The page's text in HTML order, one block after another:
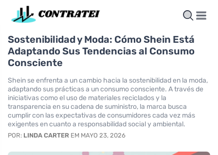
Sostenibilidad y Moda: Cómo Shein Está
Adaptando Sus Tendencias al Consumo
Consciente
Shein se enfrenta a un cambio hacia la sostenibilidad en la moda,
adaptando sus prácticas a un consumo consciente. A través de
iniciativas como el uso de materiales reciclados y la
transparencia en su cadena de suministro, la marca busca
cumplir con las expectativas de consumidores cada vez más
exigentes en cuanto a responsabilidad social y ambiental.
POR: LINDA CARTER EM MAYO 23, 2026